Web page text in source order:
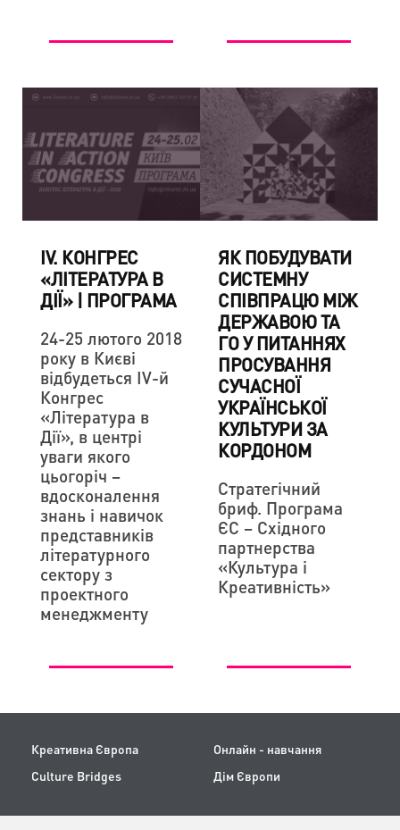
IV. КОНГРЕС
«ЛІТЕРАТУРА В
ДІЇ» | ПРОГРАМА
24-25 лютого 2018
року в Києві
відбудеться IV-й
Конгрес
«Література в
Дії», в центрі
уваги якого
цьогоріч –
вдосконалення
знань і навичок
представників
літературного
сектору з
проектного
менеджменту
ЯК ПОБУДУВАТИ
СИСТЕМНУ
СПІВПРАЦЮ МІЖ
ДЕРЖАВОЮ ТА
ГО У ПИТАННЯХ
ПРОСУВАННЯ
СУЧАСНОЇ
УКРАЇНСЬКОЇ
КУЛЬТУРИ ЗА
КОРДОНОМ
Стратегічний
бриф. Програма
ЄС – Східного
партнерства
«Культура і
Креативність»
Креативна Європа
Онлайн - навчання
Culture Bridges
Дім Європи